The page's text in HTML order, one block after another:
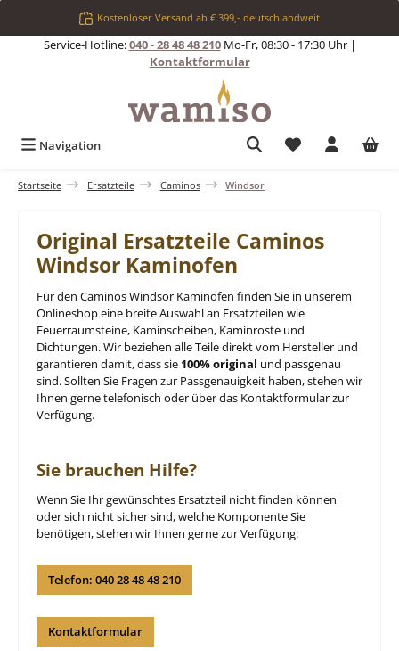
Zum Hauptinhalt springenKostenloser Versand ab € 399,- deutschlandweit
Service-Hotline:040 - 28 48 48 210Mo-Fr, 08:30 - 17:30 Uhr |
Kontaktformular
Navigation Du hast 0
Startseite Ersatzteile Caminos Windsor
Original Ersatzteile Caminos
Windsor Kaminofen
Für den Caminos Windsor Kaminofen finden Sie in unserem
Onlineshop eine breite Auswahl an Ersatzteilen wie
Feuerraumsteine, Kaminscheiben, Kaminroste und
Dichtungen. Wir beziehen alle Teile direkt vom Hersteller und
garantieren damit, dass sie 100% original und passgenau
sind. Sollten Sie Fragen zur Passgenauigkeit haben, stehen wir
Ihnen gerne telefonisch oder über das Kontaktformular zur
Verfügung.
Sie brauchen Hilfe?
Wenn Sie Ihr gewünschtes Ersatzteil nicht finden können
oder sich nicht sicher sind, welche Komponente Sie
benötigen, stehen wir Ihnen gerne zur Verfügung:
Telefon: 040 28 48 48 210
Kontaktformular